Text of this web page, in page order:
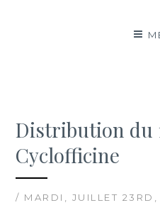
Distribution du
Cyclofficine
/ MARDI, JUILLET 23RD,